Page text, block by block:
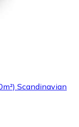
Scandinavian